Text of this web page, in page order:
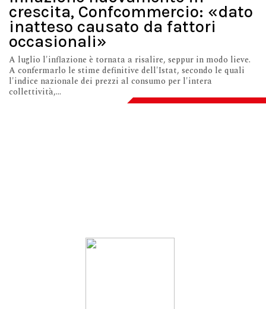
crescita, Confcommercio: «dato
inatteso causato da fattori
occasionali»
A luglio l'inflazione è tornata a risalire, seppur in modo lieve.
A confermarlo le stime definitive dell'Istat, secondo le quali
l'indice nazionale dei prezzi al consumo per l'intera
collettività,...